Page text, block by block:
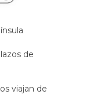
de
viajan de